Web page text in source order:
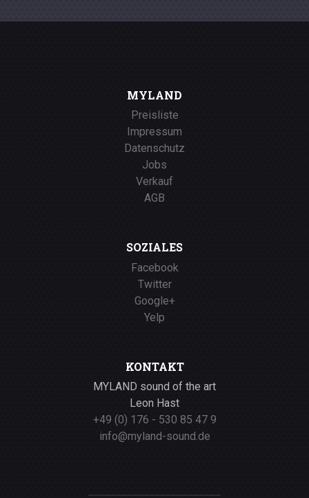
MYLAND
Preisliste
Impressum
Datenschutz
Jobs
Verkauf
AGB
SOZIALES
Facebook
Twitter
Google+
Yelp
KONTAKT
MYLAND sound of the art
Leon Hast
+49 (0) 176 - 530 85 47 9
info@myland-sound.de